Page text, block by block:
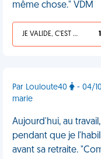
même chose." VDM
JE VALIDE, C'EST UNE VDM
Par Louloute40
- 04/
marie
Aujourd'hui, au
pendant que je
avant sa retraite.